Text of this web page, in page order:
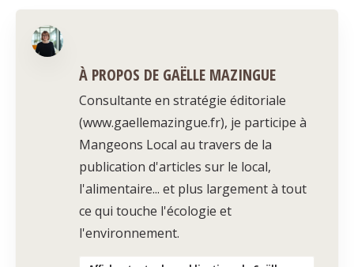
À PROPOS DE GAËLLE MAZINGUE
Consultante en stratégie éditoriale
(www.gaellemazingue.fr), je participe à
Mangeons Local au travers de la
publication d'articles sur le local,
l'alimentaire... et plus largement à tout
ce qui touche l'écologie et
l'environnement.